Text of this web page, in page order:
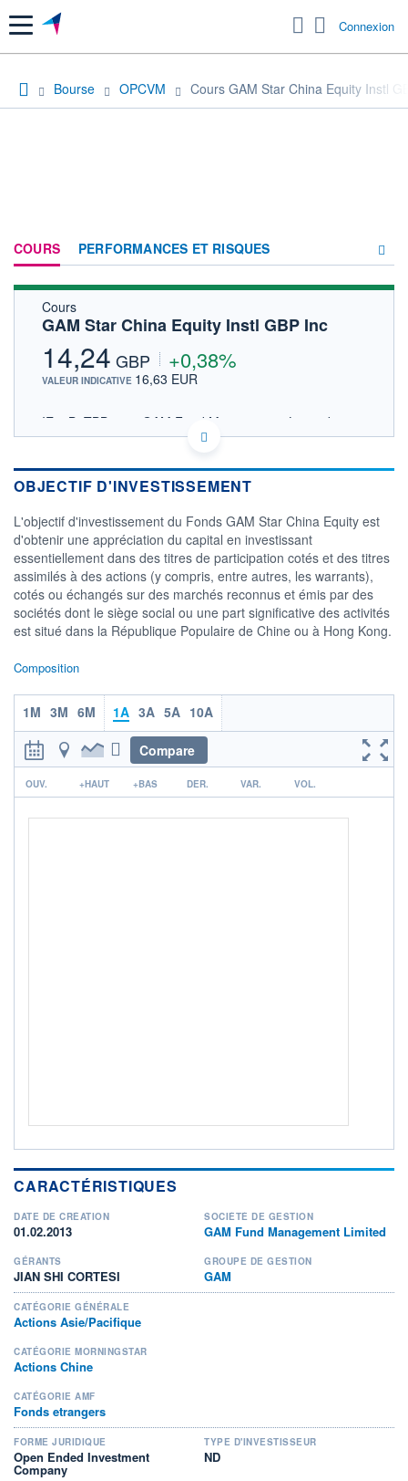
Menu Connexion
Bourse OPCVM Cours GAM Star China Equity Instl
COURS PERFORMANCES ET RISQUES
Cours
GAM Star China Equity Instl GBP Inc
14,24 GBP +0,38%
VALEUR INDICATIVE 16,63 EUR
IE00B3TBB453 - GAM Fund Management Limited
OPCVM DERNIER COURS CONNU AU 05/08/2026
03/12 08/04 04/08
12
14
16
CATÉGORIE MORNINGSTAR
TARIFS PRIVILÉGIÉS 0%
ÉLIGIBILITÉ
PEA PEA-PME BOURSOVIE LUX
CTO BUSINESS
Non éligible Boursobank
ACTIF NET (EUR)
OBJECTIF D'INVESTISSEMENT
L'objectif d'investissement du Fonds GAM Star China Equity est
d'obtenir une appréciation du capital en investissant
essentiellement dans des titres de participation cotés et des titres
assimilés à des actions (y compris, entre autres, les warrants),
cotés ou échangés sur des marchés reconnus et émis par des
sociétés dont le siège social ou une part significative des activités
est situé dans la République Populaire de Chine ou à Hong Kong.
Composition
1M 3M 6M 1A 3A 5A 10A
Compare
r
OUV. +HAUT +BAS DER. VAR. VOL.
CARACTÉRISTIQUES
DATE DE CRÉATION
01.02.2013
SOCIÉTÉ DE GESTION
GAM Fund Management Limited
GÉRANTS
JIAN SHI CORTESI
GROUPE DE GESTION
GAM
CATÉGORIE GÉNÉRALE
Actions Asie/Pacifique
CATÉGORIE MORNINGSTAR
Actions Chine
CATÉGORIE AMF
Fonds etrangers
FORME JURIDIQUE
Open Ended Investment
Company
TYPE D'INVESTISSEUR
ND